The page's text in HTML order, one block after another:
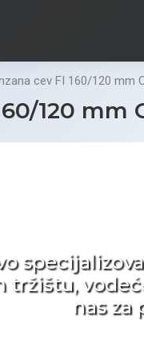
cev FI 160/120 mm
120 mm
tržištu,
nas za